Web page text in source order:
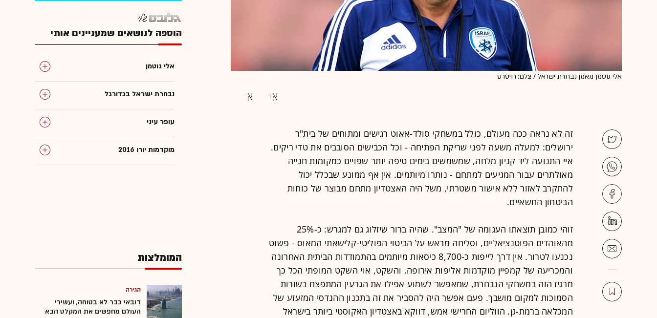
אלי גוטמן מאמן נבחרת ישראל / צלם: רויטרס
זה לא נראה ככה מעולם, כולל במשחקי סולד-אאוט רגישים ומתוחים של בית"ר
ירושלים: למעלה משעה לפני שריקת הפתיחה - וכל הכבישים הסובבים את טדי ריקים.
איי התנועה ליד קניון מלחה, שמשמשים בימים טיפה יותר שפויים כמקומות חנייה
מאולתרים עבור המגיעים למתחם - נותרו מיותמים. אין אף ממונע שבכלל יכול
להתקרב לאזור ללא אישור משטרתי, משל היה האצטדיון מתחם מבוצר של כוחות
הביטחון החשאיים.
זוהי כמובן תוצאתו העגומה של "המצב". שהיה ברור שיזלוג גם למגרש: כ-25%
מהאוהדים הפוטנציאליים, וסליחה מראש על הביטוי הפוליטי-קלישאתי המאוס - פשוט
נכנעו לטרור. אין דרך לייפות כ-8,700 כיסאות מיותמים בהתמודדות הביתית האחרונה
והמכריעה של קמפיין מוקדמות אליפות אירופה. והשקט, אוי השקט המופתי הכל כך
מרגיז הזה במשחקי הנבחרת, שמאפשר לשמוע אפילו את הגרעין המתפצח בשורות
הסמוכות למקום מושבך. פעם אפשר היה להסביר את זה בתכנון ההנדסי המזעזע של
המכלאה ברמת-גן. הווליום החרישי אמש, דווקא באצטדיון האקוסטי ביותר בישראל
הוספה לנושאים שמעניינים אותי
אלי גוטמן
נבחרת ישראל בכדורגל
עופר עיני
מוקדמות יורו 2016
המומלצות
הגירה
דובאי כבר לא בטוחה, ועשירי
העולם מחפשים את המקלט הבא